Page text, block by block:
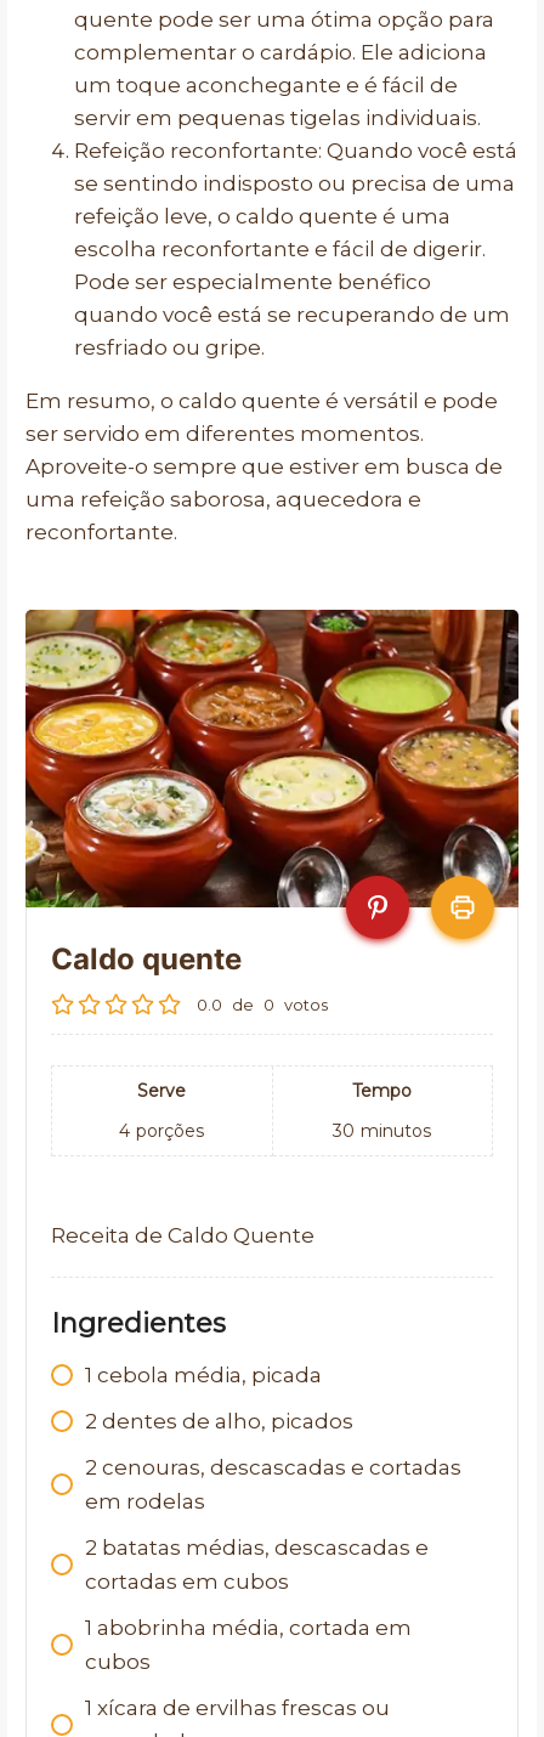
quente pode ser uma ótima opção para
complementar o cardápio. Ele adiciona
um toque aconchegante e é fácil de
servir em pequenas tigelas individuais.
Refeição reconfortante: Quando você está
se sentindo indisposto ou precisa de uma
refeição leve, o caldo quente é uma
escolha reconfortante e fácil de digerir.
Pode ser especialmente benéfico
quando você está se recuperando de um
resfriado ou gripe.
Em resumo, o caldo quente é versátil e pode
ser servido em diferentes momentos.
Aproveite-o sempre que estiver em busca de
uma refeição saborosa, aquecedora e
reconfortante.
Caldo quente
0.0 de 0 votos
Serve
4 porções
Tempo
30 minutos
Receita de Caldo Quente
Ingredientes
1 cebola média, picada
2 dentes de alho, picados
2 cenouras, descascadas e cortadas
em rodelas
2 batatas médias, descascadas e
cortadas em cubos
1 abobrinha média, cortada em
cubos
1 xícara de ervilhas frescas ou